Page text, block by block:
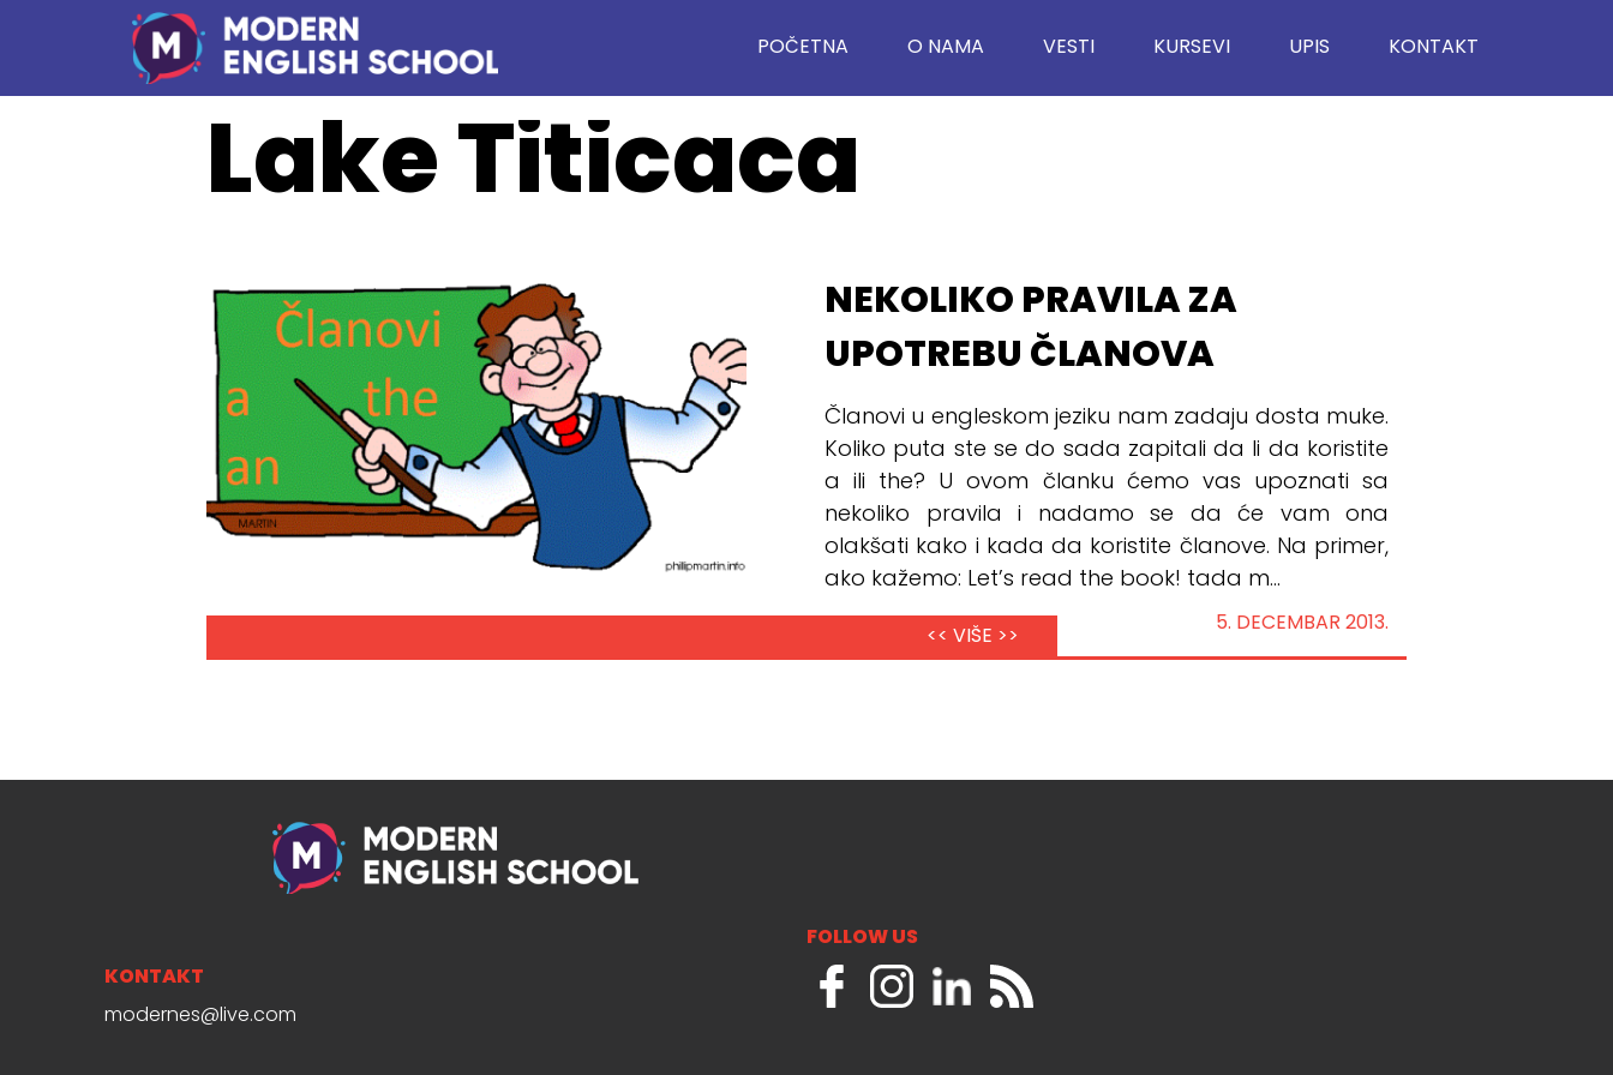
POČETNA O NAMA VESTI KURSEVI UPIS KONTAKT
Lake Titicaca
NEKOLIKO PRAVILA ZA
UPOTREBU ČLANOVA
Članovi u engleskom jeziku nam zadaju dosta muke.
Koliko puta ste se do sada zapitali da li da koristite
a ili the? U ovom članku ćemo vas upoznati sa
nekoliko pravila i nadamo se da će vam ona
olakšati kako i kada da koristite članove. Na primer,
ako kažemo: Let’s read the book! tada m...
5. DECEMBAR 2013.
<< VIŠE >>
KONTAKT
modernes@live.com
FOLLOW US